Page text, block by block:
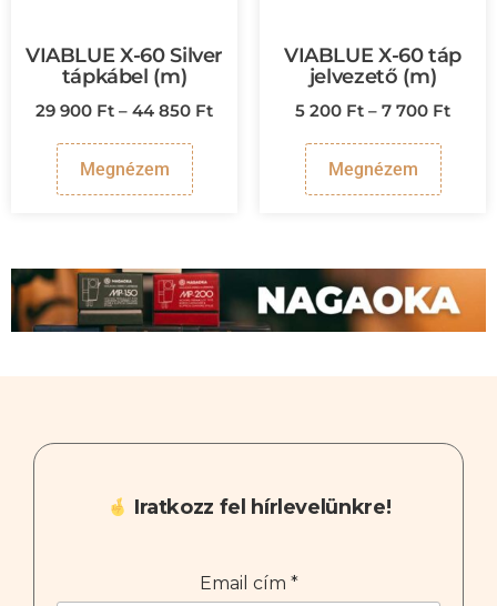
VIABLUE X-60 Silver
tápkábel (m)
29 900 Ft – 44 850 Ft
Megnézem
VIABLUE X-60 táp
jelvezető (m)
5 200 Ft – 7 700 Ft
Megnézem
Iratkozz fel hírlevelünkre!
Email cím *